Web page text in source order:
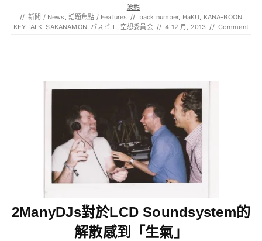
波妮
// 新聞 / News , 話題焦點 / Features // back number, HaKU, KANA-BOON,
KEYTALK,SAKANAMON, パスピエ, 空想委員会 // 4 12 月, 2013 // Comment
2ManyDJs對於LCD Soundsystem的
解散感到「生氣」